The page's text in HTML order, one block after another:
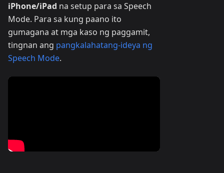
iPhone/iPad na setup para sa Speech
Mode. Para sa kung paano ito
gumagana at mga kaso ng paggamit,
tingnan ang pangkalahatang-ideya ng
Speech Mode.